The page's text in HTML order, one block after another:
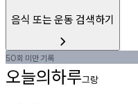
음식 또는 운동 검색하기
50회 미만기록
오늘의하루그랑